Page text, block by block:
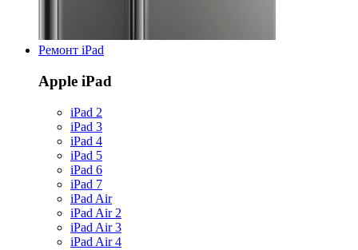
Ремонт iPad
Apple iPad
iPad 2
iPad 3
iPad 4
iPad 5
iPad 6
iPad 7
iPad Air
iPad Air 2
iPad Air 3
iPad Air 4